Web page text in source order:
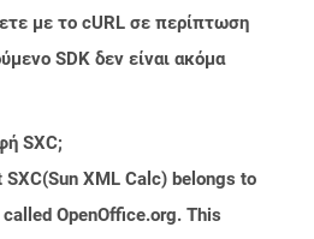
με το cURL σε περίπτωση
SDK δεν είναι ακόμα
SXC;
XML Calc) belongs to
OpenOffice.org. This